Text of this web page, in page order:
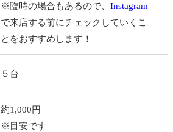
※臨時の場合もあるので、 Instagram
で来店する前にチェックしていくこ
とをおすすめします！
５台
約1,000円
※目安です